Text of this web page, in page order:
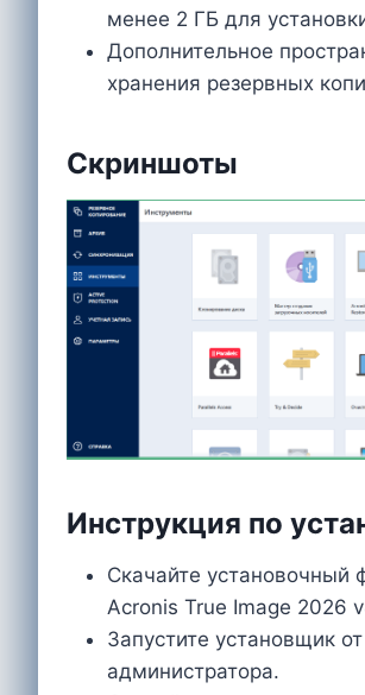
менее 2 ГБ для
Дополнительное
хранения резервных
Скриншоты
Инструкция по
Скачайте установочный
Acronis True Image 2026
Запустите установщик
администратора.